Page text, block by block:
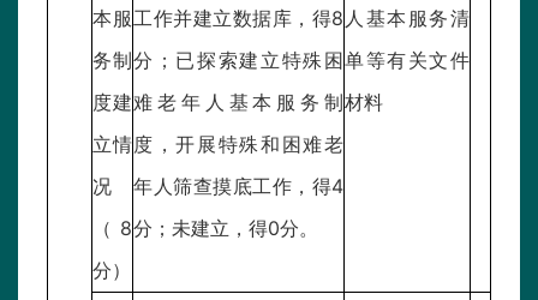
本服
务制
度建
立情
况
（8
分）
工作并建立数据库，得8
分；已探索建立特殊困
难老年人基本服务制
度，开展特殊和困难老
年人筛查摸底工作，得4
分；未建立，得0分。
人基本服务清
单等有关文件
材料